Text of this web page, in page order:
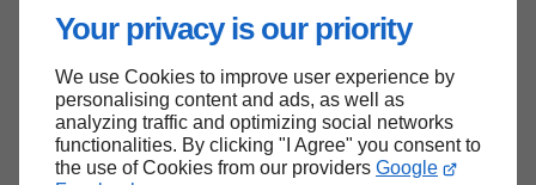
Your privacy is our priority
We use Cookies to improve user experience by
personalising content and ads, as well as
analyzing traffic and optimizing social networks
functionalities. By clicking "I Agree" you consent to
the use of Cookies from our providers Google
Haut de page